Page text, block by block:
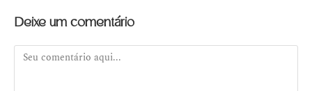
Deixe um comentário